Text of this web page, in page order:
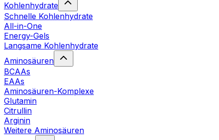
Kohlenhydrate
Schnelle Kohlenhydrate
All-in-One
Energy-Gels
Langsame Kohlenhydrate
Aminosäuren
BCAAs
EAAs
Aminosäuren-Komplexe
Glutamin
Citrullin
Arginin
Weitere Aminosäuren